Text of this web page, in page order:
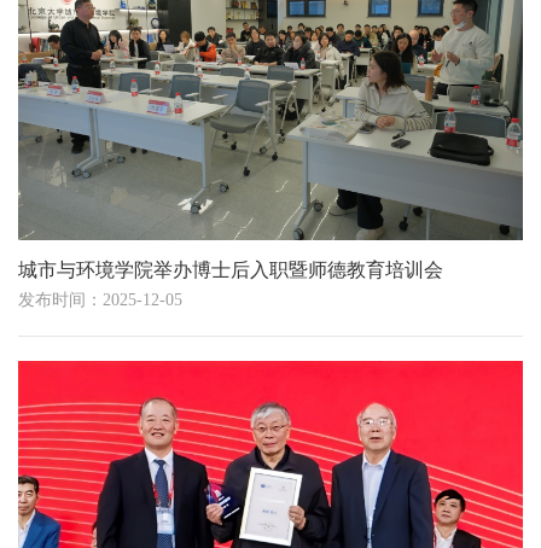
城市与环境学院举办博士后入职暨师德教育培训会
发布时间：2025-12-05